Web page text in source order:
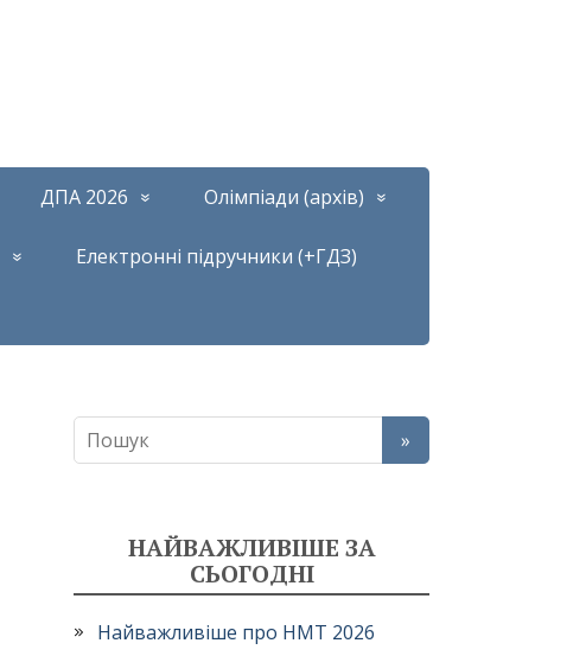
ДПА 2026 Олімпіади (архів)
Електронні підручники (+ГДЗ)
НАЙВАЖЛИВІШЕ ЗА
СЬОГОДНІ
Найважливіше про НМТ 2026